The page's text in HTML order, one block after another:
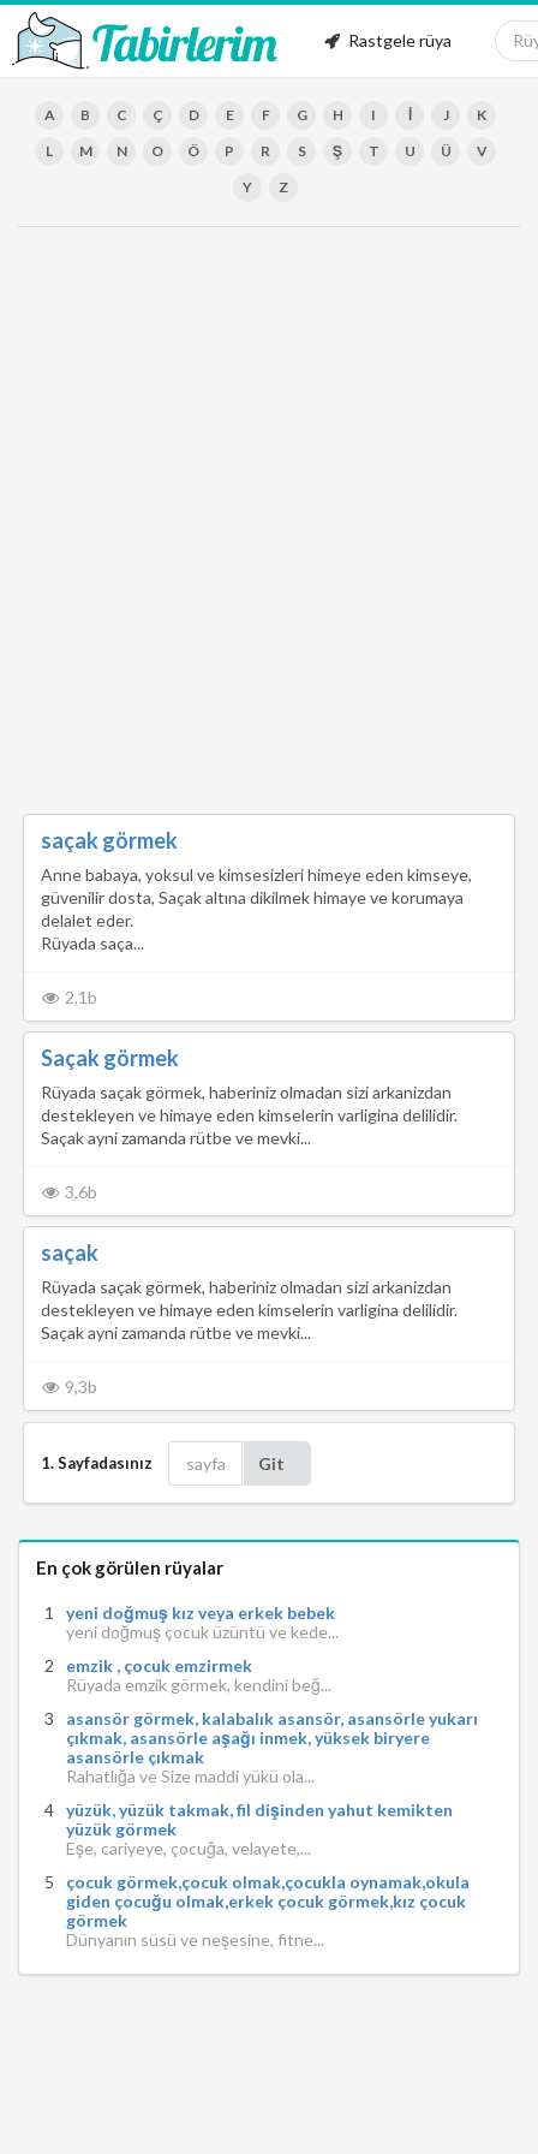
Rastgele rüya
A B C Ç D E F G H I İ J
K
L
M N O Ö P R S Ş T U Ü
V
Y
Z
saçak görmek
Anne babaya, yoksul ve kimsesizleri himeye eden kimseye,
güvenilir dosta, Saçak altına dikilmek himaye ve korumaya
delalet eder.
Rüyada saça...
2,1b
Saçak görmek
Rüyada saçak görmek, haberiniz olmadan sizi arkanizdan
destekleyen ve himaye eden kimselerin varligina delilidir.
Saçak ayni zamanda rütbe ve mevki...
3,6b
saçak
Rüyada saçak görmek, haberiniz olmadan sizi arkanizdan
destekleyen ve himaye eden kimselerin varligina delilidir.
Saçak ayni zamanda rütbe ve mevki...
9,3b
1. Sayfadasınız Git
En çok görülen rüyalar
yeni doğmuş kız veya erkek bebek
yeni doğmuş çocuk üzüntü ve kede...
emzik , çocuk emzirmek
Rüyada emzik görmek, kendini beğ...
asansör görmek, kalabalık asansör, asansörle yukarı
çıkmak, asansörle aşağı inmek, yüksek biryere
asansörle çıkmak
Rahatlığa ve Size maddi yükü ola...
yüzük, yüzük takmak, fil dişinden yahut kemikten
yüzük görmek
Eşe, cariyeye, çocuğa, velayete,...
çocuk görmek,çocuk olmak,çocukla oynamak,okula
giden çocuğu olmak,erkek çocuk görmek,kız çocuk
görmek
Dünyanın süsü ve neşesine, fitne...